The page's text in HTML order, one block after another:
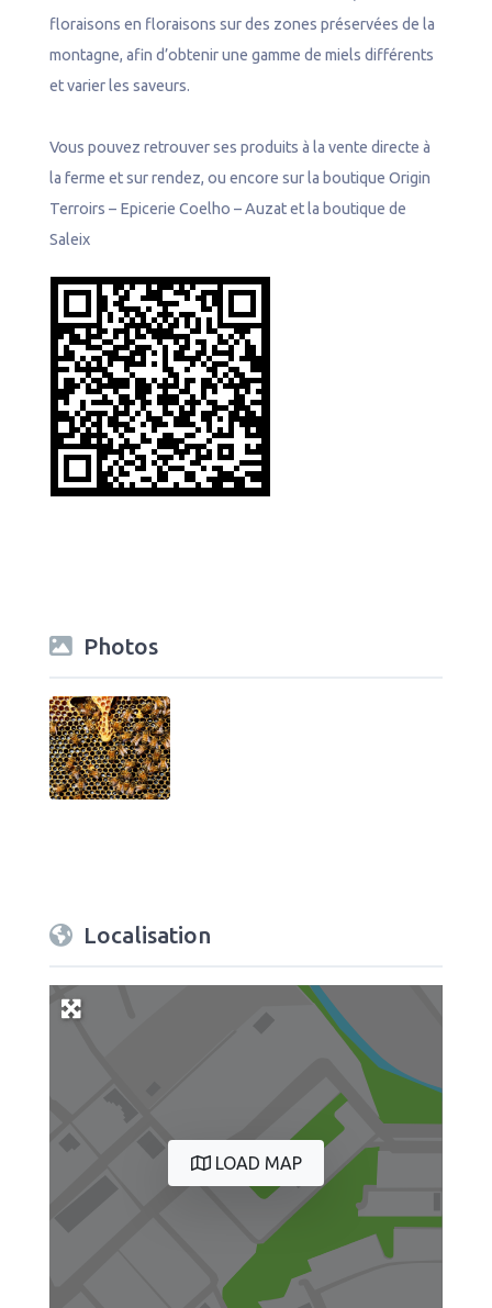
floraisons en floraisons sur des zones préservées de la
montagne, afin d’obtenir une gamme de miels différents
et varier les saveurs.
Vous pouvez retrouver ses produits à la vente directe à
la ferme et sur rendez, ou encore sur la boutique Origin
Terroirs – Epicerie Coelho – Auzat et la boutique de
Saleix
Photos
Localisation
LOAD MAP
l